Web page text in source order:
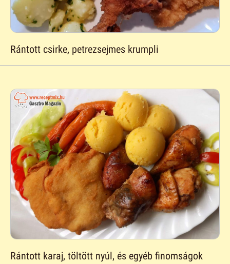
Rántott csirke, petrezsejmes krumpli
Rántott karaj, töltött nyúl, és egyéb finomságok